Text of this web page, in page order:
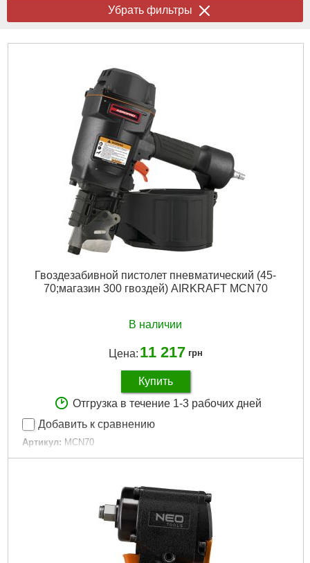
Убрать фильтры
Гвоздезабивной пистолет пневматический (45-
70;магазин 300 гвоздей) AIRKRAFT MCN70
В наличии
Цена: 11 217 грн
Купить
Отгрузка в течение 1-3 рабочих дней
Добавить к сравнению
Артикул: MCN70
Код товара: 20.60.13
45-70 мм
Рабочее давление: 6,0-7, (макс 8.3)…
225-300
365x350x150 мм